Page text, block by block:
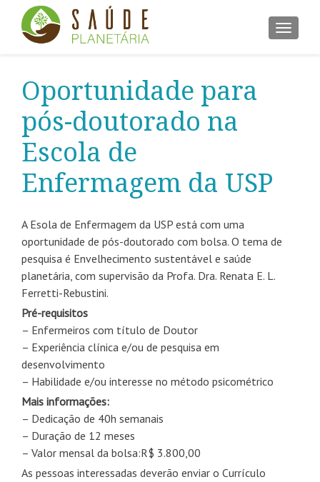
Oportunidade para
pós-doutorado na
Escola de
Enfermagem da USP
A Esola de Enfermagem da USP está com uma
oportunidade de pós-doutorado com bolsa. O tema de
pesquisa é Envelhecimento sustentável e saúde
planetária, com supervisão da Profa. Dra. Renata E. L.
Ferretti-Rebustini.
Pré-requisitos
– Enfermeiros com título de Doutor
– Experiência clínica e/ou de pesquisa em
desenvolvimento
– Habilidade e/ou interesse no método psicométrico
Mais informações:
– Dedicação de 40h semanais
– Duração de 12 meses
– Valor mensal da bolsa:R$ 3.800,00
As pessoas interessadas deverão enviar o Currículo